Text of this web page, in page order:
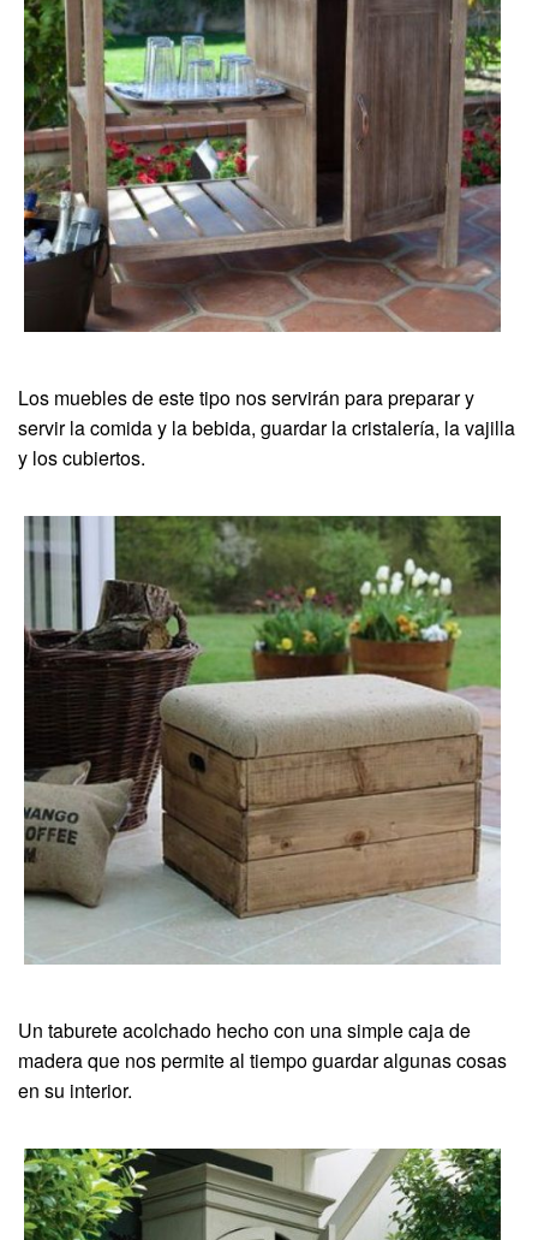
Los muebles de este tipo nos servirán para preparar y
servir la comida y la bebida, guardar la cristalería, la vajilla
y los cubiertos.
Un taburete acolchado hecho con una simple caja de
madera que nos permite al tiempo guardar algunas cosas
en su interior.